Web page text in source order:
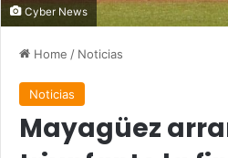
Cyber News
Home / Noticias
Noticias
Mayagüez